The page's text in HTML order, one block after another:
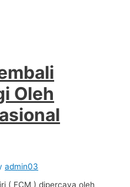
Oleh
admin03
( FCM ) dipercaya oleh